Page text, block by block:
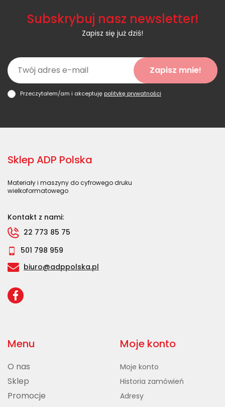
Subskrybuj nasz newsletter!
Zapisz się już dziś!
Zapisz mnie!
Przeczytałem/am i akceptuję politykę prywatności
Sklep ADP Polska
Materiały i maszyny do cyfrowego druku
wielkoformatowego
Kontakt z nami:
22 773 85 75
501 798 959
biuro@adppolska.pl
Menu
O nas
Sklep
Promocje
Moje konto
Moje konto
Historia zamówień
Adresy